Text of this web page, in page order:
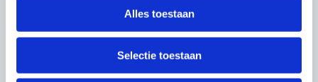
Alles toestaan
Selectie toestaan